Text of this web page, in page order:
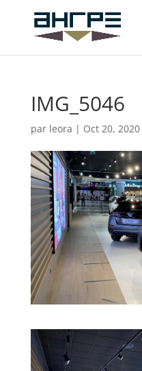
IMG_5046
par leora | Oct 20, 2020